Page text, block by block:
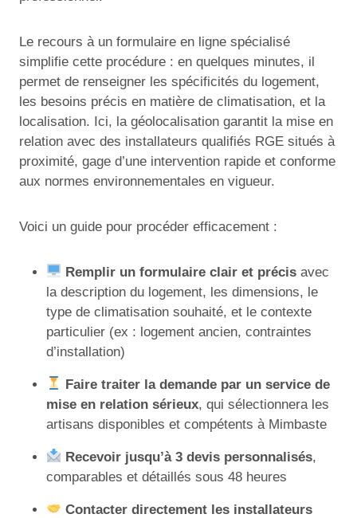
Le recours à un formulaire en ligne spécialisé
simplifie cette procédure : en quelques minutes, il
permet de renseigner les spécificités du logement,
les besoins précis en matière de climatisation, et la
localisation. Ici, la géolocalisation garantit la mise en
relation avec des installateurs qualifiés RGE situés à
proximité, gage d’une intervention rapide et conforme
aux normes environnementales en vigueur.
Voici un guide pour procéder efficacement :
Remplir un formulaire clair et précis avec
la description du logement, les dimensions, le
type de climatisation souhaité, et le contexte
particulier (ex : logement ancien, contraintes
d’installation)
Faire traiter la demande par un service de
mise en relation sérieux, qui sélectionnera les
artisans disponibles et compétents à Mimbaste
Recevoir jusqu’à 3 devis personnalisés,
comparables et détaillés sous 48 heures
Contacter directement les installateurs